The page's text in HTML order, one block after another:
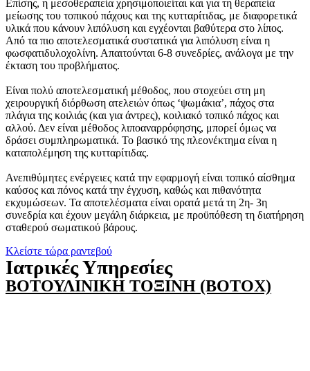
Επίσης, η μεσοθεραπεία χρησιμοποιείται και για τη θεραπεία
μείωσης του τοπικού πάχους και της κυτταρίτιδας, με διαφορετικά
υλικά που κάνουν λιπόλυση και εγχέονται βαθύτερα στο λίπος.
Από τα πιο αποτελεσματικά συστατικά για λιπόλυση είναι η
φωσφατιδυλοχολίνη. Απαιτούνται 6-8 συνεδρίες, ανάλογα με την
έκταση του προβλήματος.
Είναι πολύ αποτελεσματική μέθοδος, που στοχεύει στη μη
χειρουργική διόρθωση ατελειών όπως ‘ψωμάκια’, πάχος στα
πλάγια της κοιλιάς (και για άντρες), κοιλιακό τοπικό πάχος και
αλλού. Δεν είναι μέθοδος λιποαναρρόφησης, μπορεί όμως να
δράσει συμπληρωματικά. Το βασικό της πλεονέκτημα είναι η
καταπολέμηση της κυτταρίτιδας.
Ανεπιθύμητες ενέργειες κατά την εφαρμογή είναι τοπικό αίσθημα
καύσος και πόνος κατά την έγχυση, καθώς και πιθανότητα
εκχυμώσεων. Τα αποτελέσματα είναι ορατά μετά τη 2η- 3η
συνεδρία και έχουν μεγάλη διάρκεια, με προϋπόθεση τη διατήρηση
σταθερού σωματικού βάρους.
Κλείστε τώρα ραντεβού
Ιατρικές Υπηρεσίες
ΒΟΤΟΥΛΙΝΙΚΗ ΤΟΞΙΝΗ (BOTOX)